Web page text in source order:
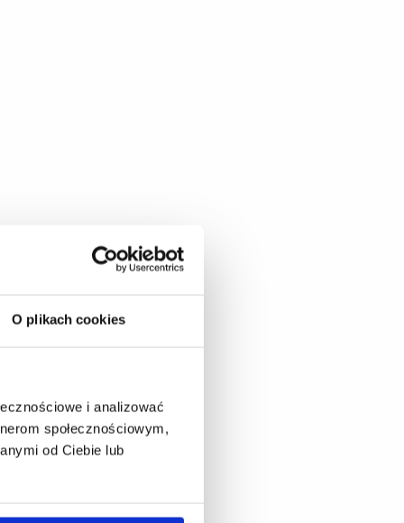
O plikach cookies
i analizować
społecznościowym,
od Ciebie lub